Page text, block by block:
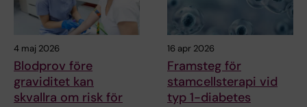
4 maj 2026
Blodprov före
graviditet kan
skvallra om risk för
16 apr 2026
Framsteg för
stamcellsterapi vid
typ 1-diabetes